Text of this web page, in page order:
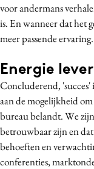
voor andermans
is. En wanneer dat het
meer passende ervaring.
Energie
Concluderend, 'succes'
aan de mogelijkheid
bureau belandt. We
betrouwbaar zijn en dat
behoeften en
conferenties,